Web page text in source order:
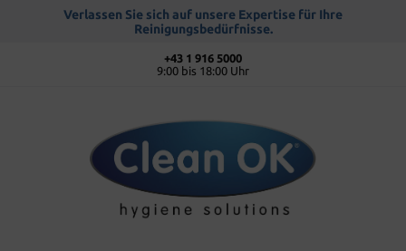
springenVerlassen Sie sich auf unsere Expertise für Ihre
Reinigungsbedürfnisse.
+43 1 916 5000
9:00 bis 18:00 Uhr